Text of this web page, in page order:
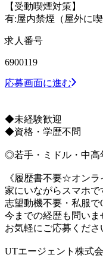
【受動喫煙対策】
有:屋内禁煙（屋外に喫
求人番号
6900119
応募画面に進む
◆未経験歓迎
◆資格・学歴不問
◎若手・ミドル・中高
《履歴書不要☆オンラ
家にいながらスマホで
志望動機不要・私服で
今までの経歴も問いま
お気軽にご応募くださ
UTエージェント株式